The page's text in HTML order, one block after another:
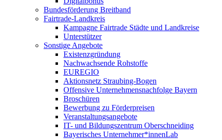
Bundesförderung Breitband
Fairtrade-Landkreis
Kampagne Fairtrade Städte und Landkreise
Unterstützer
Sonstige Angebote
Existenzgründung
Nachwachsende Rohstoffe
EUREGIO
Aktionsnetz Straubing-Bogen
Offensive Unternehmensnachfolge Bayern
Broschüren
Bewerbung zu Förderpreisen
Veranstaltungsangebote
IT- und Bildungszentrum Oberschneiding
Bayerisches Unternehmer*innenLab